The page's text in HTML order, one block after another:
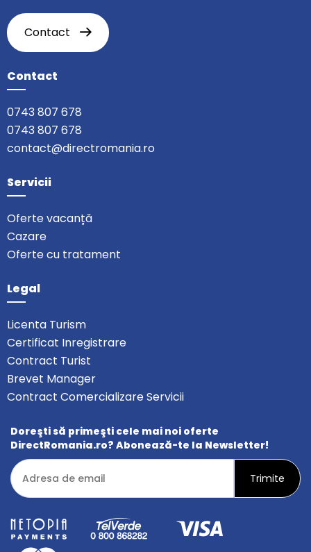
Contact
Contact
0743 807 678
0743 807 678
contact@directromania.ro
Servicii
Oferte vacanță
Cazare
Oferte cu tratament
Legal
Licenta Turism
Certificat Inregistrare
Contract Turist
Brevet Manager
Contract Comercializare Servicii
Doreşti să primeşti cele mai noi oferte
DirectRomania.ro? Abonează-te la Newsletter!